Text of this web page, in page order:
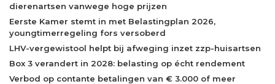
dierenartsen vanwege hoge prijzen
Eerste Kamer stemt in met Belastingplan 2026,
youngtimerregeling fors versoberd
LHV-vergewistool helpt bij afweging inzet zzp-huisartsen
Box 3 verandert in 2028: belasting op écht rendement
Verbod op contante betalingen van € 3.000 of meer